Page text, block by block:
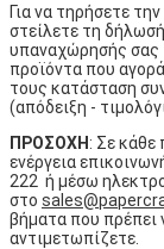
Για να τηρήσετε
στείλετε τη
υπαναχώρησής σας
προϊόντα που
τους κατάσταση
(απόδειξη -
ΠΡΟΣΟΧΗ : Σε κάθε
ενέργεια
222 ή μέσω
στο
βήματα που πρέπει
αντιμετωπίζετε.